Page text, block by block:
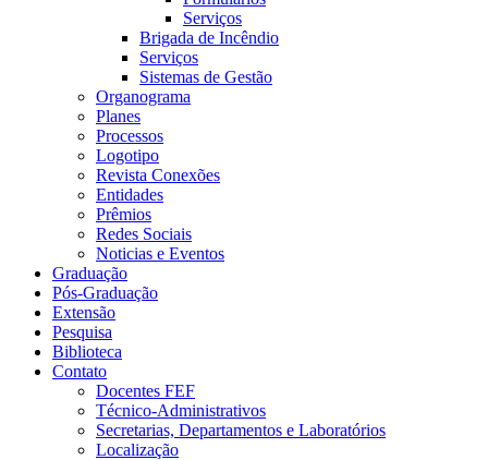
Serviços
Brigada de Incêndio
Serviços
Sistemas de Gestão
Organograma
Planes
Processos
Logotipo
Revista Conexões
Entidades
Prêmios
Redes Sociais
Noticias e Eventos
Graduação
Pós-Graduação
Extensão
Pesquisa
Biblioteca
Contato
Docentes FEF
Técnico-Administrativos
Secretarias, Departamentos e Laboratórios
Localização